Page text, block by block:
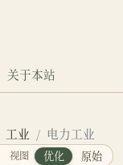
关于本站
工业 电力工业
视图 优化 原始